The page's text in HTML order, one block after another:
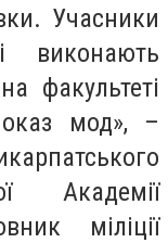
Учасники
виконають
факультеті
мод», –
Академії
міліції